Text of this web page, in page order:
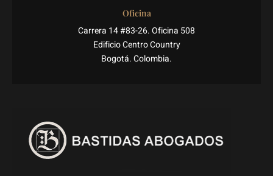
Oficina
Carrera 14 #83-26. Oficina 508
Edificio Centro Country
Bogotá. Colombia.